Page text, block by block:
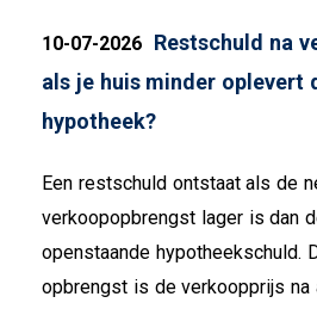
10-07-2026 Restschuld na
als je huis minder oplevert
hypotheek?
Een restschuld ontstaat als de
verkoopopbrengst lager is dan
openstaande hypotheekschuld.
opbrengst is de verkoopprijs na